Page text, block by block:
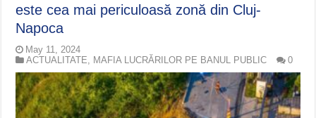
este cea mai periculoasă zonă din Cluj-
Napoca
May 11, 2024
ACTUALITATE
MAFIA LUCRĂRILOR PE BANUL PUBLIC 0